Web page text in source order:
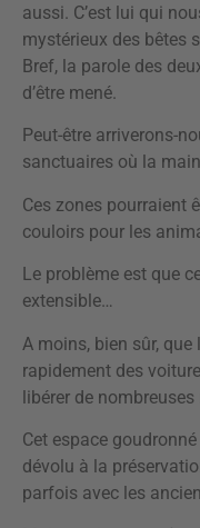
aussi. C’est lui qui
mystérieux des bêtes
Bref, la parole des
d’être mené.
Peut-être arriverons-
sanctuaires où la
Ces zones pourraient
couloirs pour les
Le problème est que
extensible…
A moins, bien sûr, que
rapidement des
libérer de
Cet espace
dévolu à la
parfois avec les